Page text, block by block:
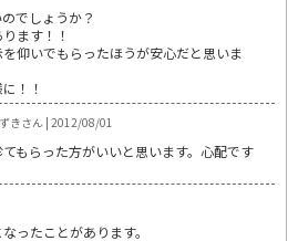
でしょうか？
ます！！
仰いでもらったほうが安心だと思いま
！！
きさん | 2012/08/01
もらった方がいいと思います。心配です
ったことがあります。